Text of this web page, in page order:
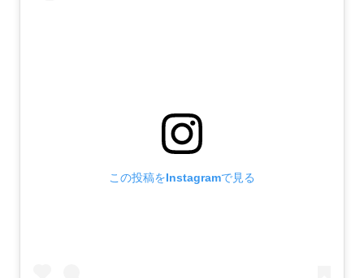
この投稿をInstagramで見る